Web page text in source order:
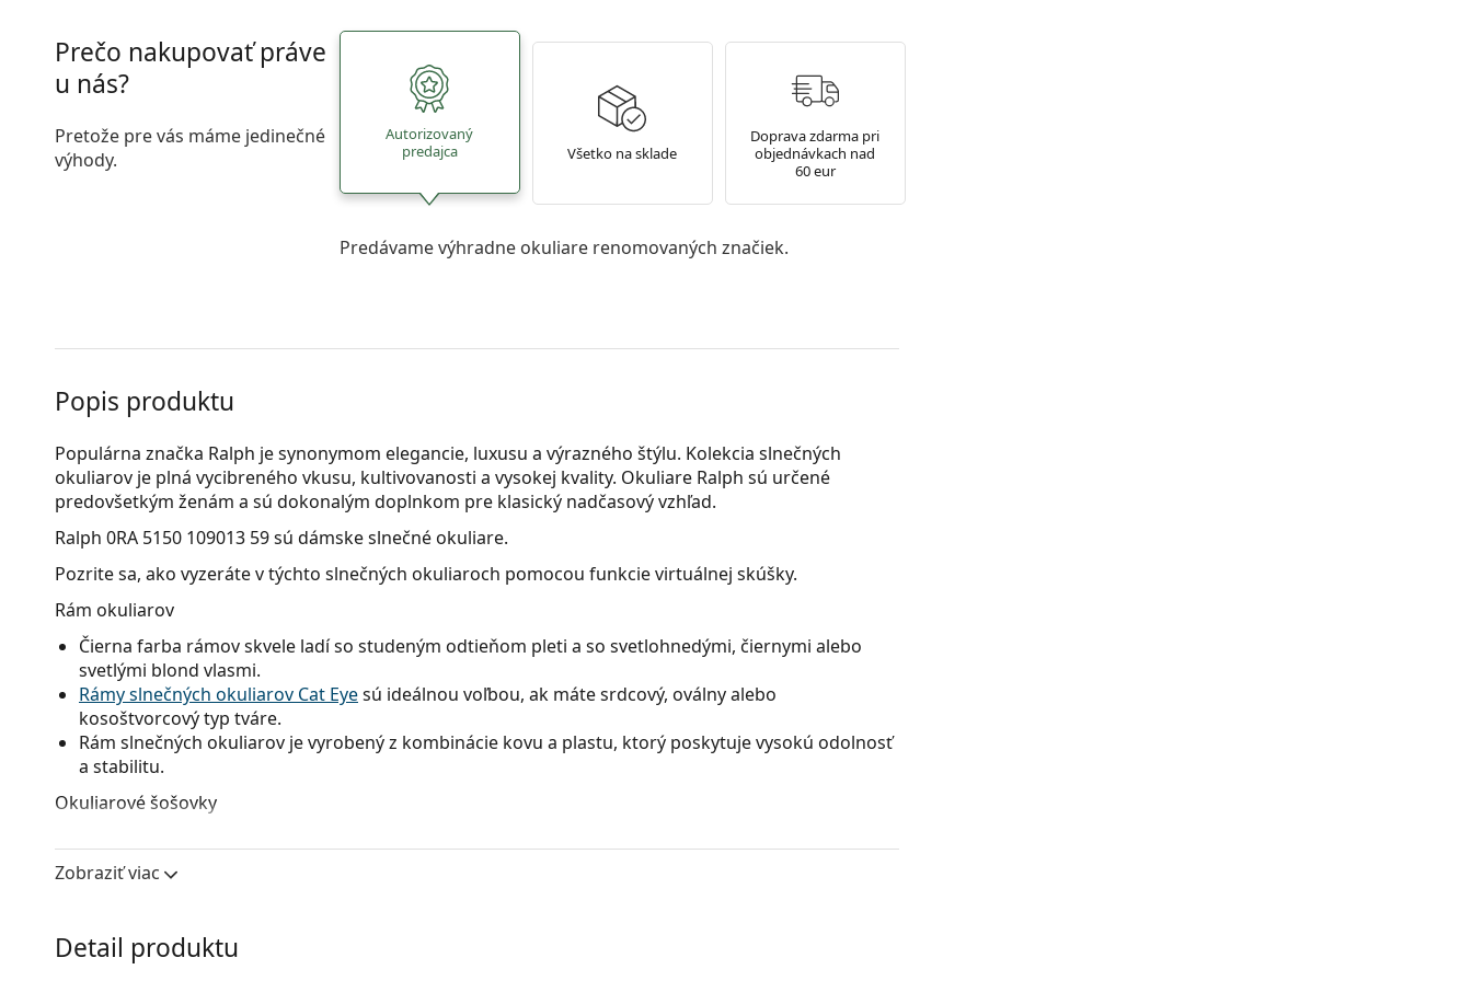
Prečo nakupovať práve
u nás?
Pretože pre vás máme jedinečné
výhody.
Autorizovaný
predajca
Všetko na sklade
Doprava zdarma pri
objednávkach nad
60 eur
Predávame výhradne okuliare renomovaných značiek.
Popis produktu
Populárna značka Ralph je synonymom elegancie, luxusu a výrazného štýlu. Kolekcia slnečných
okuliarov je plná vycibreného vkusu, kultivovanosti a vysokej kvality. Okuliare Ralph sú určené
predovšetkým ženám a sú dokonalým doplnkom pre klasický nadčasový vzhľad.
Ralph 0RA 5150 109013 59sú dámske slnečné okuliare.
Pozrite sa, ako vyzeráte v týchto slnečných okuliaroch pomocou funkcie virtuálnej skúšky.
Rám okuliarov
Čierna farba rámov skvele ladí so studeným odtieňom pleti a so svetlohnedými, čiernymi alebo
svetlými blond vlasmi.
Rámy slnečných okuliarov Cat Eyesú ideálnou voľbou, ak máte srdcový, oválny alebo
kosoštvorcový typ tváre.
Rám slnečných okuliarov je vyrobený z kombinácie kovu a plastu, ktorý poskytuje vysokú odolnosť
a stabilitu.
Okuliarové šošovky
Majú všestranné použitie a sú odporúčané ľuďom, ktorí trpia krátkozrakosťou.
Okuliare disponujú
a svetlejší odtieň v dolnej časti zaisťuje dostatočnú viditeľnosť. Táto úprava šošoviek poskytuje
lepšiu orientáciu v priestore a je ideálna napríklad pre šoférov, ktorým dovoľuje jasnejšie videnie v
Zobraziť viac
Detail produktu